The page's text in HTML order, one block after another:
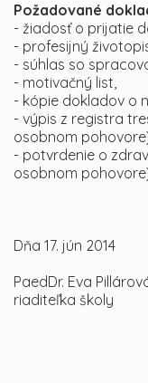
Požadované
- žiadosť o prijatie
- profesijný
- súhlas so
- motivačný list,
- kópie dokladov o
- výpis z registra
osobnom
- potvrdenie o
osobnom
Dňa 17. jún 2014
PaedDr. Eva
riaditeľka školy